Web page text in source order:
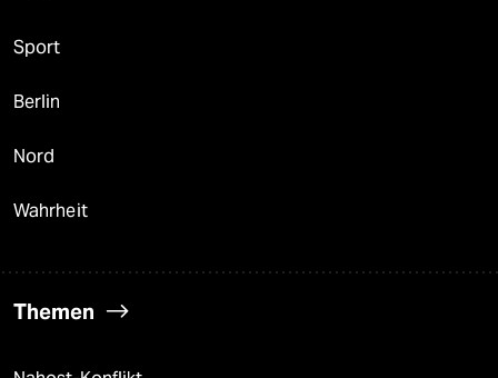
Sport
Berlin
Nord
Wahrheit
Themen